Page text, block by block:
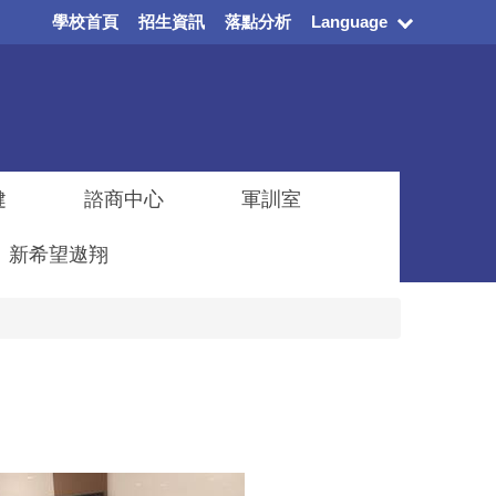
學校首頁 招生資訊 落點分析 Language
諮商中心 軍訓室
新希望遨翔